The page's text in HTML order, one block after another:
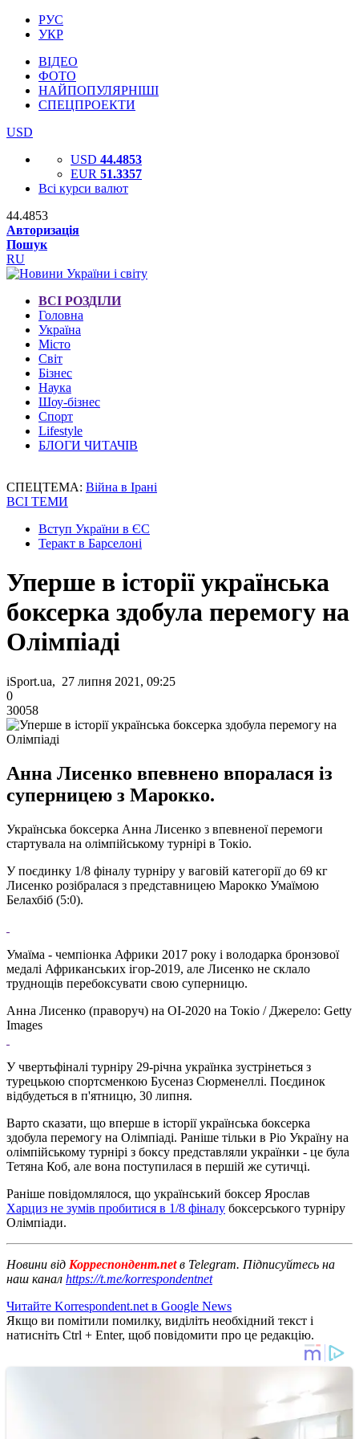
РУС
УКР
ВІДЕО
ФОТО
НАЙПОПУЛЯРНІШІ
СПЕЦПРОЕКТИ
USD
USD 44.4853
EUR 51.3357
Всі курси валют
44.4853
Авторизація
Пошук
RU
ВСІ РОЗДІЛИ
Головна
Україна
Місто
Світ
Бізнес
Наука
Шоу-бізнес
Спорт
Lifestyle
БЛОГИ ЧИТАЧІВ
СПЕЦТЕМА: Війна в Ірані
ВСІ ТЕМИ
Вступ України в ЄС
Теракт в Барселоні
Уперше в історії українська
боксерка здобула перемогу на
Олімпіаді
iSport.ua, 27 липня 2021, 09:25
0
30058
Анна Лисенко впевнено впоралася із
суперницею з Марокко.
Українська боксерка Анна Лисенко з впевненої перемоги
стартувала на олімпійському турнірі в Токіо.
У поєдинку 1/8 фіналу турніру у ваговій категорії до 69 кг
Лисенко розібралася з представницею Марокко Умаїмою
Белахбіб (5:0).
Умаїма - чемпіонка Африки 2017 року і володарка бронзової
медалі Африканських ігор-2019, але Лисенко не склало
труднощів перебоксувати свою суперницю.
Анна Лисенко (праворуч) на ОІ-2020 на Токіо / Джерело: Getty
Images
У чвертьфіналі турніру 29-річна українка зустрінеться з
турецькою спортсменкою Бусеназ Сюрменеллі. Поєдинок
відбудеться в п'ятницю, 30 липня.
Варто сказати, що вперше в історії українська боксерка
здобула перемогу на Олімпіаді. Раніше тільки в Ріо Україну на
олімпійському турнірі з боксу представляли українки - це була
Тетяна Коб, але вона поступилася в першій же сутичці.
Раніше повідомлялося, що український боксер Ярослав
Харциз не зумів пробитися в 1/8 фіналу боксерського турніру
Олімпіади.
Новини від Корреспондент.netв Telegram. Підписуйтесь на
наш канал https://t.me/korrespondentnet
Читайте Korrespondent.net в Google News
Якщо ви помітили помилку, виділіть необхідний текст і
натисніть Ctrl + Enter, щоб повідомити про це редакцію.